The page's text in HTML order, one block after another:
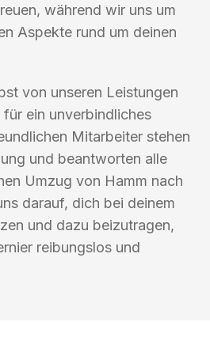
während wir uns um
Aspekte rund um deinen
von unseren Leistungen
ein unverbindliches
Mitarbeiter stehen
und beantworten alle
Umzug von Hamm nach
darauf, dich bei deinem
und dazu beizutragen,
reibungslos und